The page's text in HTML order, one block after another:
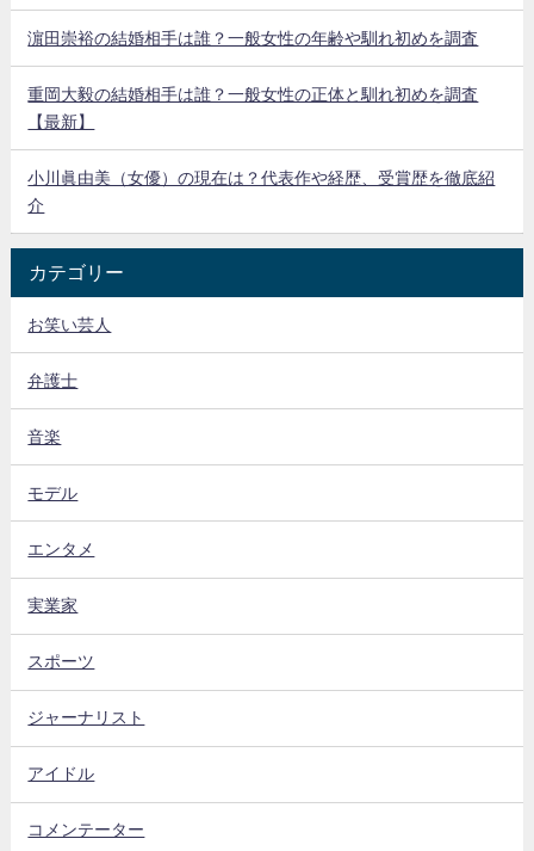
濵田崇裕の結婚相手は誰？一般女性の年齢や馴れ初めを調査
重岡大毅の結婚相手は誰？一般女性の正体と馴れ初めを調査
【最新】
小川眞由美（女優）の現在は？代表作や経歴、受賞歴を徹底紹
介
カテゴリー
お笑い芸人
弁護士
音楽
モデル
エンタメ
実業家
スポーツ
ジャーナリスト
アイドル
コメンテーター